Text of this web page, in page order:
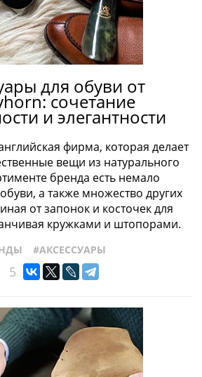
для обуви от
сочетание
и элегантности
фирма, которая делает
вещи из натурального
бренда есть немало
а также множество других
от запонок и косточек для
кружками и штопорами.
#АКСЕССУАРЫ
5